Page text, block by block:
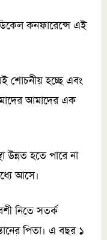
কনফারেন্সে এই
শোচনীয় হচ্ছে এবং
আমাদের এক
উন্নত হতে পারে না
আসে।
নিতে সতর্ক
পিতা। এ বছর ১